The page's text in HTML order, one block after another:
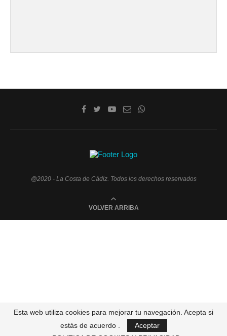
@2020 - La Costa de Cádiz. Todos los derechos reservados
VOLVER ARRIBA
Esta web utiliza cookies para mejorar tu navegación. Acepta si
estás de acuerdo .
Aceptar